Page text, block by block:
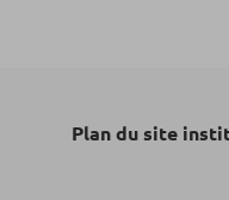
Plan du site